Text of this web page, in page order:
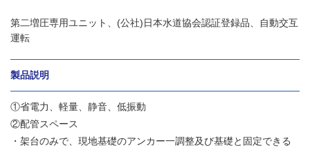
第二増圧専用ユニット、(公社)日本水道協会認証登録品、自動交互
運転
製品説明
①省電力、軽量、静音、低振動
②配管スペース
・架台のみで、現地基礎のアンカー一調整及び基礎と固定できる